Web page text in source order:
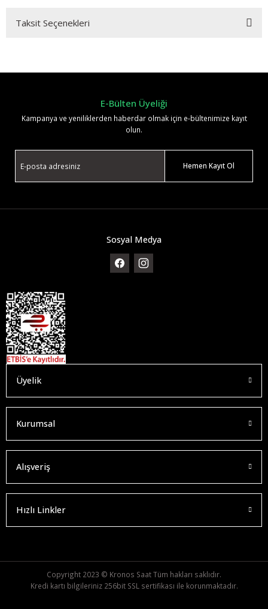
Taksit Seçenekleri
E-Bülten Üyeliği
Kampanya ve yeniliklerden haberdar olmak için e-bültenimize kayıt
olun.
Hemen Kayıt Ol
Sosyal Medya
Üyelik
Kurumsal
Alışveriş
Hızlı Linkler
Copyright 2023 © Kronos Saat Tüm hakları saklıdır.
Kredi kartı bilgileriniz 256bit SSL sertifikası ile korunmaktadır.